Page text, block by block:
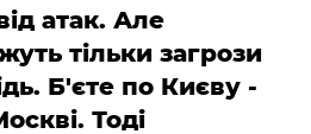
атак. Але
тільки загрози
Б'єте по Києву -
Тоді